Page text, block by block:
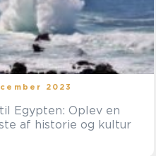
2023
Egypten: Oplev en
af historie og kultur